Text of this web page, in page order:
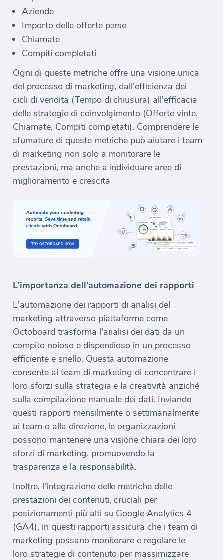
Aziende
Importo delle offerte perse
Chiamate
Compiti completati
Ogni di queste metriche offre una visione unica
del processo di marketing, dall'efficienza dei
cicli di vendita (Tempo di chiusura) all'efficacia
delle strategie di coinvolgimento (Offerte vinte,
Chiamate, Compiti completati). Comprendere le
sfumature di queste metriche può aiutare i team
di marketing non solo a monitorare le
prestazioni, ma anche a individuare aree di
miglioramento e crescita.
L'importanza dell'automazione dei rapporti
L'automazione dei rapporti di analisi del
marketing attraverso piattaforme come
Octoboard trasforma l'analisi dei dati da un
compito noioso e dispendioso in un processo
efficiente e snello. Questa automazione
consente ai team di marketing di concentrare i
loro sforzi sulla strategia e la creatività anziché
sulla compilazione manuale dei dati. Inviando
questi rapporti mensilmente o settimanalmente
ai team o alla direzione, le organizzazioni
possono mantenere una visione chiara dei loro
sforzi di marketing, promuovendo la
trasparenza e la responsabilità.
Inoltre, l'integrazione delle metriche delle
prestazioni dei contenuti, cruciali per
posizionamenti più alti su Google Analytics 4
(GA4), in questi rapporti assicura che i team di
marketing possano monitorare e regolare le
loro strategie di contenuto per massimizzare